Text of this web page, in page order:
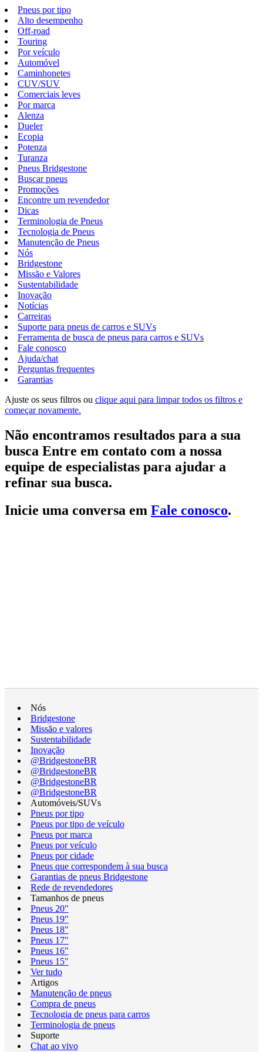
Pneus por tipo
Alto desempenho
Off-road
Touring
Por veículo
Automóvel
Caminhonetes
CUV/SUV
Comerciais leves
Por marca
Alenza
Dueler
Ecopia
Potenza
Turanza
Pneus Bridgestone
Buscar pneus
Promoções
Encontre um revendedor
Dicas
Terminologia de Pneus
Tecnologia de Pneus
Manutenção de Pneus
Nós
Bridgestone
Missão e Valores
Sustentabilidade
Inovação
Notícias
Carreiras
Suporte para pneus de carros e SUVs
Ferramenta de busca de pneus para carros e SUVs
Fale conosco
Ajuda/chat
Perguntas frequentes
Garantias
Ajuste os seus filtros ou clique aqui para limpar todos os filtros e
começar novamente.
Não encontramos resultados para a sua
busca Entre em contato com a nossa
equipe de especialistas para ajudar a
refinar sua busca.
Inicie uma conversa em Fale conosco.
Nós
Bridgestone
Missão e valores
Sustentabilidade
Inovação
@BridgestoneBR
@BridgestoneBR
@BridgestoneBR
@BridgestoneBR
Automóveis/SUVs
Pneus por tipo
Pneus por tipo de veículo
Pneus por marca
Pneus por veículo
Pneus por cidade
Pneus que correspondem à sua busca
Garantias de pneus Bridgestone
Rede de revendedores
Tamanhos de pneus
Pneus 20"
Pneus 19"
Pneus 18"
Pneus 17"
Pneus 16"
Pneus 15"
Ver tudo
Artigos
Manutenção de pneus
Compra de pneus
Tecnologia de pneus para carros
Terminologia de pneus
Suporte
Chat ao vivo